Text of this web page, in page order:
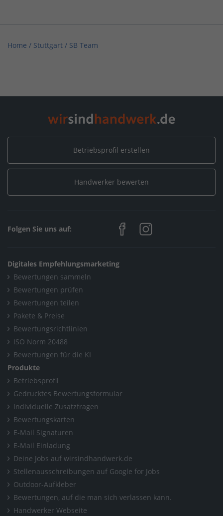
Home / Stuttgart / SB Team
Betriebsprofil erstellen
Handwerker bewerten
Folgen Sie uns auf:
Digitales Empfehlungsmarketing
Bewertungen sammeln
Bewertungen prüfen
Bewertungen teilen
Pakete & Preise
Bewertungsrichtlinien
ISO Norm 20488
Bewertungen für die KI
Produkte
Betriebsprofil
Gedrucktes Bewertungsformular
Individuelle Zusatzfragen
Bewertungskarten
E-Mail Signaturen
E-Mail Einladung
Deine Jobs auf wirsindhandwerk.de
Stellenausschreibungen auf Google for Jobs
Outdoor-Aufkleber
Bewertungen, auf die man sich verlassen kann.
Handwerker Webseite